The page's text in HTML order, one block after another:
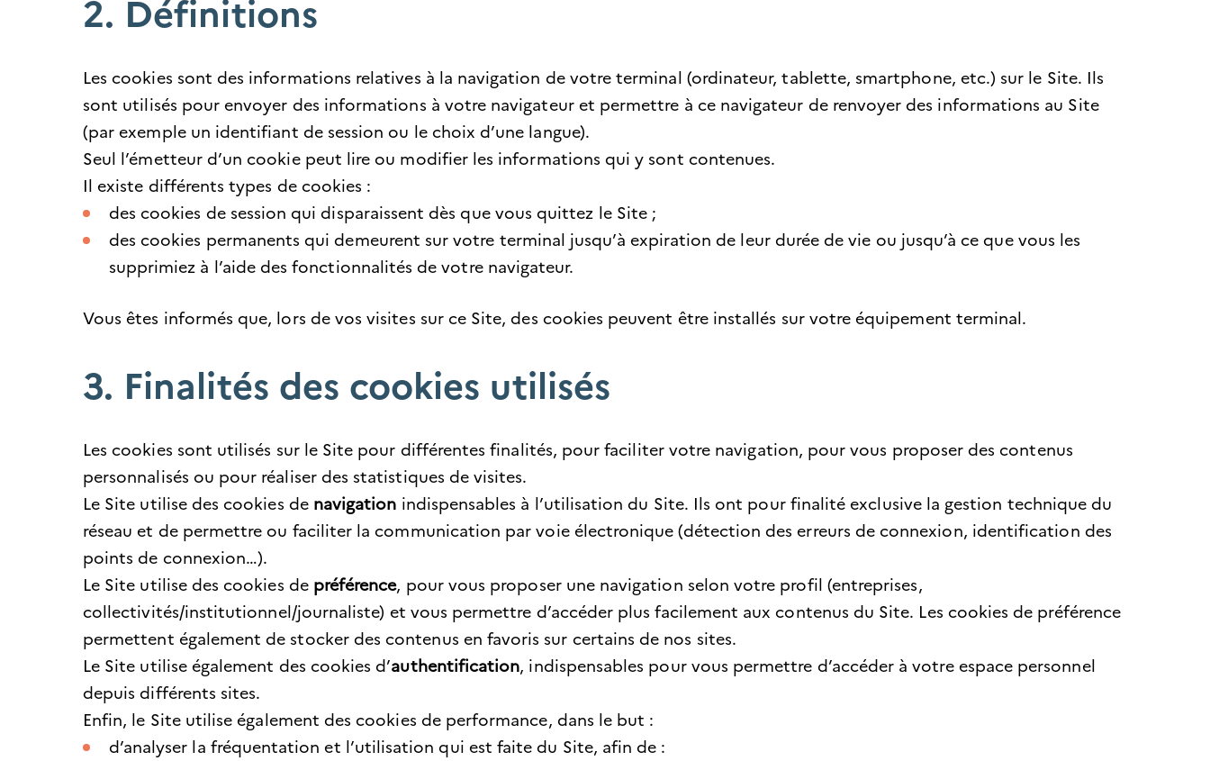
2. Définitions
Les cookies sont des informations relatives à la navigation de votre terminal (ordinateur, tablette, smartphone, etc.) sur le Site. Ils
sont utilisés pour envoyer des informations à votre navigateur et permettre à ce navigateur de renvoyer des informations au Site
(par exemple un identifiant de session ou le choix d’une langue).
Seul l’émetteur d’un cookie peut lire ou modifier les informations qui y sont contenues.
Il existe différents types de cookies :
des cookies de session qui disparaissent dès que vous quittez le Site ;
des cookies permanents qui demeurent sur votre terminal jusqu’à expiration de leur durée de vie ou jusqu’à ce que vous les
supprimiez à l’aide des fonctionnalités de votre navigateur.
Vous êtes informés que, lors de vos visites sur ce Site, des cookies peuvent être installés sur votre équipement terminal.
3. Finalités des cookies utilisés
Les cookies sont utilisés sur le Site pour différentes finalités, pour faciliter votre navigation, pour vous proposer des contenus
personnalisés ou pour réaliser des statistiques de visites.
Le Site utilise des cookies de navigation indispensables à l’utilisation du Site. Ils ont pour finalité exclusive la gestion technique du
réseau et de permettre ou faciliter la communication par voie électronique (détection des erreurs de connexion, identification des
points de connexion…).
Le Site utilise des cookies de préférence, pour vous proposer une navigation selon votre profil (entreprises,
collectivités/institutionnel/journaliste) et vous permettre d’accéder plus facilement aux contenus du Site. Les cookies de préférence
permettent également de stocker des contenus en favoris sur certains de nos sites.
Le Site utilise également des cookies d’authentification, indispensables pour vous permettre d’accéder à votre espace personnel
depuis différents sites.
Enfin, le Site utilise également des cookies de performance, dans le but :
d’analyser la fréquentation et l’utilisation qui est faite du Site, afin de :